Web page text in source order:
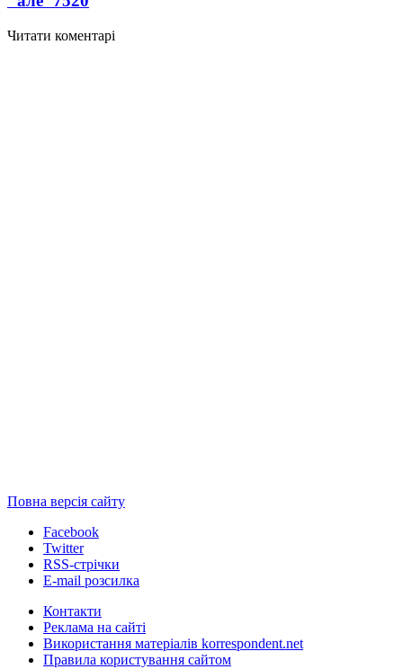
Читати коментарі
Повна версія сайту
Facebook
Twitter
RSS-стрічки
E-mail розсилка
Контакти
Реклама на сайті
Використання матеріалів korrespondent.net
Правила користування сайтом